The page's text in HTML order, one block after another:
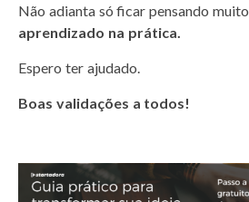
Não adianta só ficar pensando muito.
aprendizado na prática.
Espero ter ajudado.
Boas validações a todos!